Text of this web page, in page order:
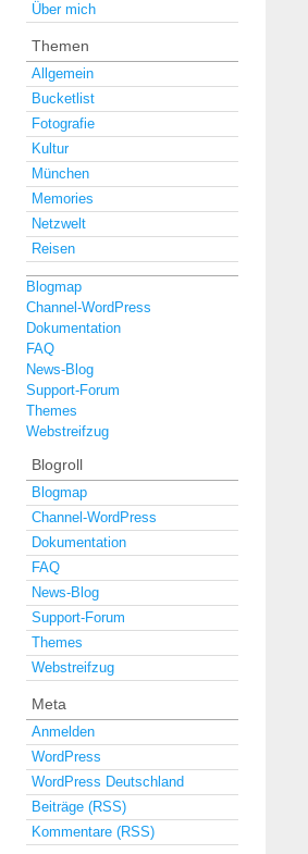
Über mich
Themen
Allgemein
Bucketlist
Fotografie
Kultur
München
Memories
Netzwelt
Reisen
Blogmap
Channel-WordPress
Dokumentation
FAQ
News-Blog
Support-Forum
Themes
Webstreifzug
Blogroll
Blogmap
Channel-WordPress
Dokumentation
FAQ
News-Blog
Support-Forum
Themes
Webstreifzug
Meta
Anmelden
WordPress
WordPress Deutschland
Beiträge (RSS)
Kommentare (RSS)